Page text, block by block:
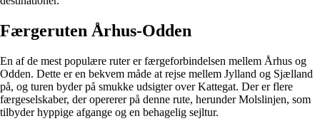
Færgeruten Århus-Odden
En af de mest populære ruter er færgeforbindelsen mellem Århus og
Odden. Dette er en bekvem måde at rejse mellem Jylland og Sjælland
på, og turen byder på smukke udsigter over Kattegat. Der er flere
færgeselskaber, der opererer på denne rute, herunder Molslinjen, som
tilbyder hyppige afgange og en behagelig sejltur.